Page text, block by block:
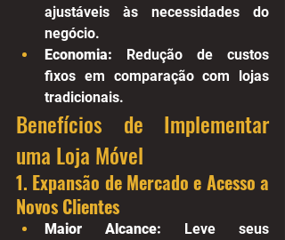
ajustáveis às necessidades do
negócio.
Economia: Redução de custos
fixos em comparação com lojas
tradicionais.
Benefícios de Implementar
uma Loja Móvel
1. Expansão de Mercado e Acesso a
Novos Clientes
Maior Alcance: Leve seus